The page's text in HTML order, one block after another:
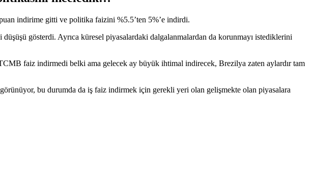
indirime gitti ve politika faizini %5.5’ten 5%’e indirdi.
gösterdi. Ayrıca küresel piyasalardaki dalgalanmalardan da korunmayı istediklerini
faiz indirmedi belki ama gelecek ay büyük ihtimal indirecek, Brezilya zaten aylardır tam
bu durumda da iş faiz indirmek için gerekli yeri olan gelişmekte olan piyasalara